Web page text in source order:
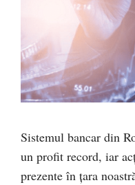
Sistemul bancar din
un profit record, iar
prezente în țara